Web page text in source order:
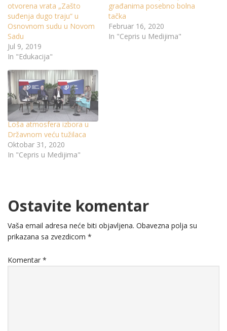
otvorena vrata „Zašto
suđenja dugo traju“ u
Osnovnom sudu u Novom
Sadu
Jul 9, 2019
In "Edukacija"
građanima posebno bolna
tačka
Februar 16, 2020
In "Cepris u Medijima"
Loša atmosfera izbora u
Državnom veću tužilaca
Oktobar 31, 2020
In "Cepris u Medijima"
Ostavite komentar
Vaša email adresa neće biti objavljena. Obavezna polja su
prikazana sa zvezdicom *
Komentar *